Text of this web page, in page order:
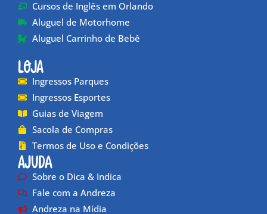
Cursos de Inglês em Orlando
Aluguel de Motorhome
Aluguel Carrinho de Bebê
Loja
Ingressos Parques
Ingressos Esportes
Guias de Viagem
Sacola de Compras
Termos de Uso e Condições
Ajuda
Sobre o Dica & Indica
Fale com a Andreza
Andreza na Mídia